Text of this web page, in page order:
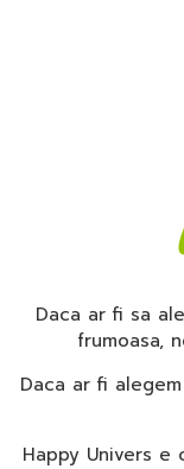
Daca ar fi sa
frumoasa,
Daca ar fi
Happy Univers e